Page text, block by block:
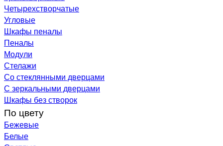
Четырехстворчатые
Угловые
Шкафы пеналы
Пеналы
Модули
Стелажи
Со стеклянными дверцами
С зеркальными дверцами
Шкафы без створок
По цвету
Бежевые
Белые